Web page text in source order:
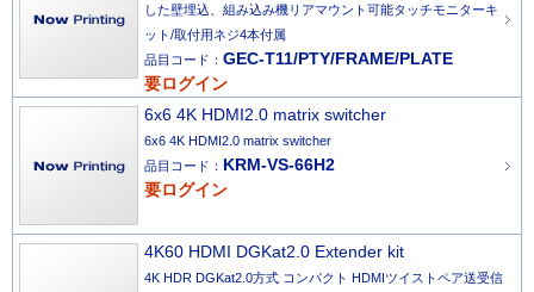
した壁埋込、組み込み機リアマウント可能タッチモニターキ
ット/取付用ネジ4本付属
品目コード： GEC-T11/PTY/FRAME/PLATE
要ログイン
6x6 4K HDMI2.0 matrix switcher
6x6 4K HDMI2.0 matrix switcher
品目コード： KRM-VS-66H2
要ログイン
4K60 HDMI DGKat2.0 Extender kit
4K HDR DGKat2.0方式 コンパクト HDMIツイストペア送受信